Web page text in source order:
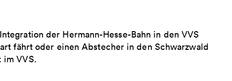
der Hermann-Hesse-Bahn in den VVS
fährt oder einen Abstecher in den Schwarzwald
im VVS.